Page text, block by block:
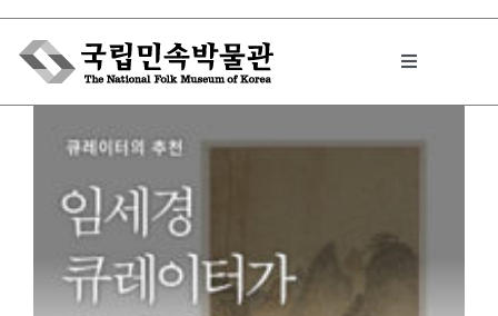
Skip
content
Toggle
박물관에서는
민속이야기